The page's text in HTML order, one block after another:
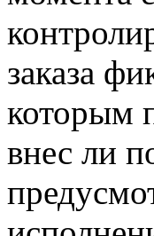
заказа
которым
внес ли